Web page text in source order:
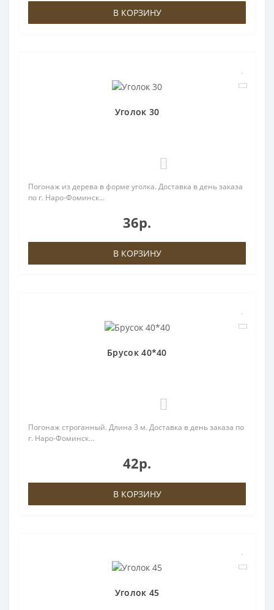
В КОРЗИНУ
Уголок 30
Погонаж из дерева в форме уголка. Доставка в день заказа
по г. Наро-Фоминск...
36р.
В КОРЗИНУ
Брусок 40*40
Погонаж строганный. Длина 3 м. Доставка в день заказа по
г. Наро-Фоминск...
42р.
В КОРЗИНУ
Уголок 45